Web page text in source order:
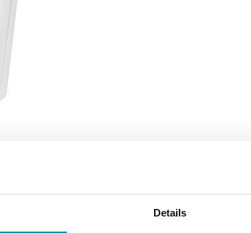
Details
SOFTWARE & DOCUMENTAZIONE